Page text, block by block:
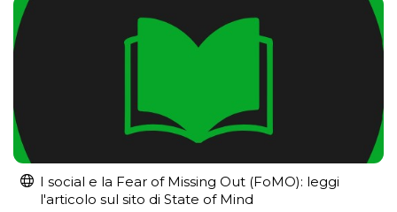
I social e la Fear of Missing Out (FoMO): leggi
l'articolo sul sito di State of Mind